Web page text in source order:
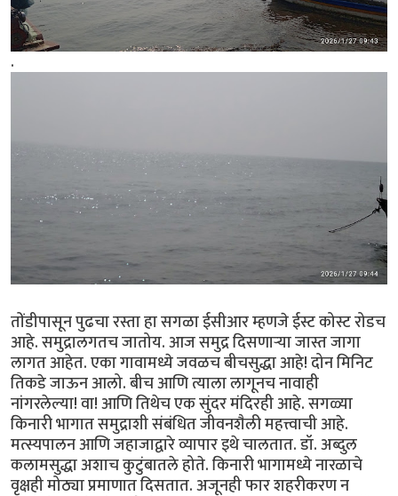
.
तोंडीपासून पुढचा रस्ता हा सगळा ईसीआर म्हणजे ईस्ट कोस्ट रोडच
आहे. समुद्रालगतच जातोय. आज समुद्र दिसणार्‍या जास्त जागा
लागत आहेत. एका गावामध्ये जवळच बीचसुद्धा आहे! दोन मिनिट
तिकडे जाऊन आलो. बीच आणि त्याला लागूनच नावाही
नांगरलेल्या! वा! आणि तिथेच एक सुंदर मंदिरही आहे. सगळ्या
किनारी भागात समुद्राशी संबंधित जीवनशैली महत्त्वाची आहे.
मत्स्यपालन आणि जहाजाद्वारे व्यापार इथे चालतात. डॉ. अब्दुल
कलामसुद्धा अशाच कुटुंबातले होते. किनारी भागामध्ये नारळाचे
वृक्षही मोठ्या प्रमाणात दिसतात. अजूनही फार शहरीकरण न